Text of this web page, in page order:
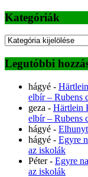
Kategóriák
Kategóriák
Legutóbbi
hágyé -
elbír – Rubens
geza - Härtlein
elbír – Rubens
hágyé -
hágyé - Egyre
az iskolák
Péter- Egyre
az iskolák